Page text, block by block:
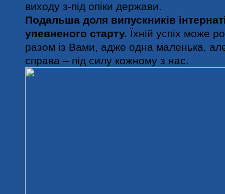
виходу з-під опіки держави.
Подальша доля випускників
упевненого старту. Їхній успіх може
разом із Вами, адже одна маленька,
справа – під силу кожному з нас.